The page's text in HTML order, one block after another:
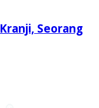
Seorang